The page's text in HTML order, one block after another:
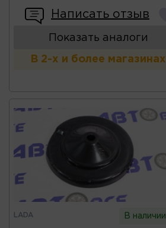
Написать отзыв
Показать аналоги
В 2-х и более магазинах
LADA В наличии